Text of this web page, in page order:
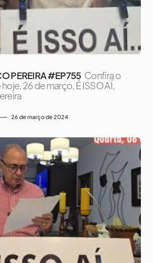
PEREIRA #EP755 Confira o
26 de março, É ISSO AÍ,
26 de março de 2024